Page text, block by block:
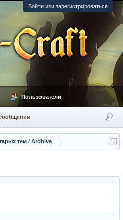
Войти или зарегистрироваться
тем / Archive
Пользователи